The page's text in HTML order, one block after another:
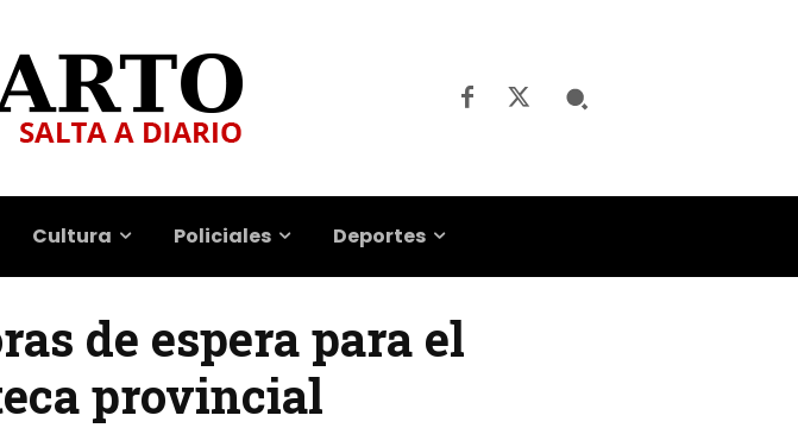
Cultura Policiales Deportes
de espera para el
provincial